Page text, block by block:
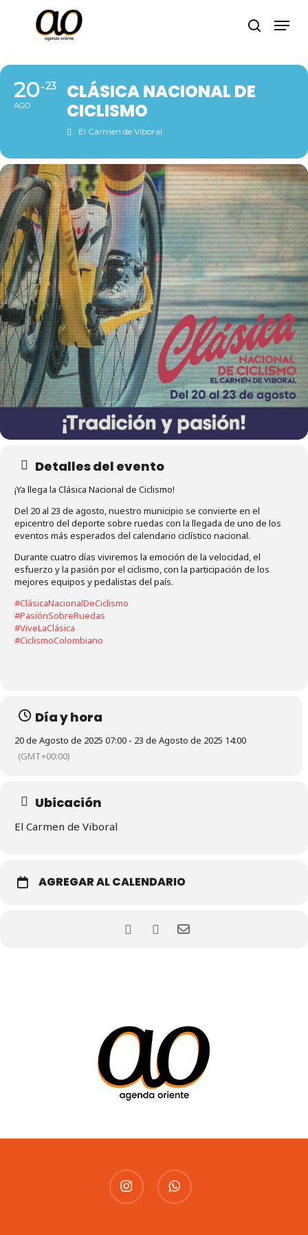
content
search
20
AGO
23
CLÁSICA NACIONAL DE
CICLISMO
El Carmen de Viboral
Detalles del evento
¡Ya llega la Clásica Nacional de Ciclismo!
Del 20 al 23 de agosto, nuestro municipio se convierte en el
epicentro del deporte sobre ruedas con la llegada de uno de los
eventos más esperados del calendario ciclístico nacional.
Durante cuatro días viviremos la emoción de la velocidad, el
esfuerzo y la pasión por el ciclismo, con la participación de los
mejores equipos y pedalistas del país.
#ClásicaNacionalDeCiclismo
#PasiónSobreRuedas
#ViveLaClásica
#CiclismoColombiano
Día y hora
20 de Agosto de 2025 07:00 - 23 de Agosto de 2025 14:00
(GMT+00:00)
Ubicación
El Carmen de Viboral
AGREGAR AL CALENDARIO
instagram whatsapp